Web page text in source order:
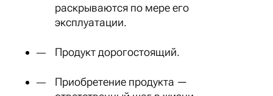
раскрываются по мере его
эксплуатации.
Продукт дорогостоящий.
Приобретение продукта —